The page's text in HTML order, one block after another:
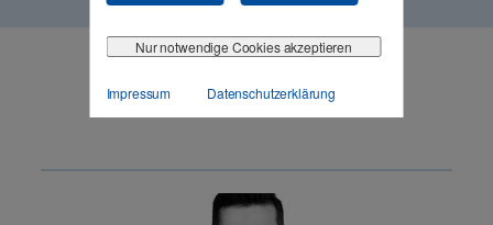
Nur notwendige Cookies akzeptieren
Impressum Datenschutzerklärung
Ihr Kontakt